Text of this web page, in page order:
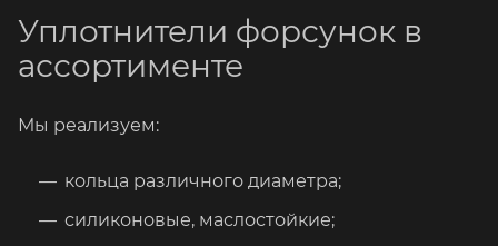
Уплотнители форсунок в
ассортименте
Мы реализуем:
кольца различного диаметра;
силиконовые, маслостойкие;